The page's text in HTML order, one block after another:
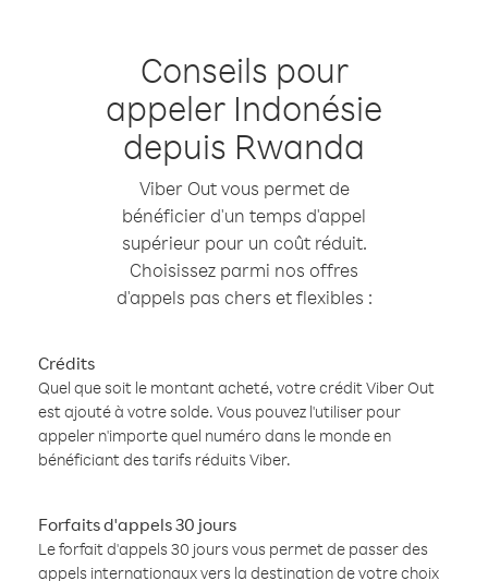
Conseils pour
appeler Indonésie
depuis Rwanda
Viber Out vous permet de
bénéficier d'un temps d'appel
supérieur pour un coût réduit.
Choisissez parmi nos offres
d'appels pas chers et flexibles :
Crédits
Quel que soit le montant acheté, votre crédit Viber Out
est ajouté à votre solde. Vous pouvez l'utiliser pour
appeler n'importe quel numéro dans le monde en
bénéficiant des tarifs réduits Viber.
Forfaits d'appels 30 jours
Le forfait d'appels 30 jours vous permet de passer des
appels internationaux vers la destination de votre choix